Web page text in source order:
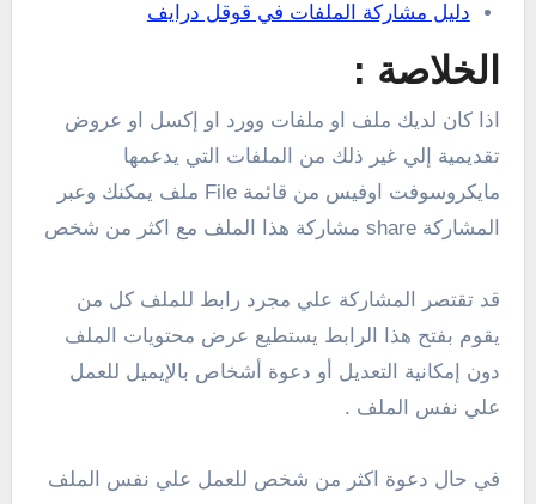
دليل مشاركة الملفات في قوقل درايف
الخلاصة :
اذا كان لديك ملف او ملفات وورد او إكسل او عروض
تقديمية إلي غير ذلك من الملفات التي يدعمها
مايكروسوفت اوفيس من قائمة File ملف يمكنك وعبر
المشاركة share مشاركة هذا الملف مع اكثر من شخص
قد تقتصر المشاركة علي مجرد رابط للملف كل من
يقوم بفتح هذا الرابط يستطيع عرض محتويات الملف
دون إمكانية التعديل أو دعوة أشخاص بالإيميل للعمل
علي نفس الملف .
في حال دعوة اكثر من شخص للعمل علي نفس الملف